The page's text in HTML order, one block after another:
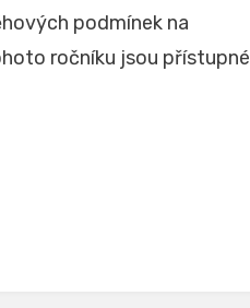
podmínek na
ročníku jsou přístupné